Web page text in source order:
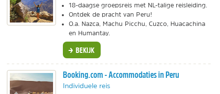
18-daagse groepsreis met NL-talige reisleiding.
Ontdek de pracht van Peru!
O.a. Nazca, Machu Picchu, Cuzco, Huacachina
en Humantay.
BEKIJK
Booking.com - Accommodaties in Peru
Individuele reis